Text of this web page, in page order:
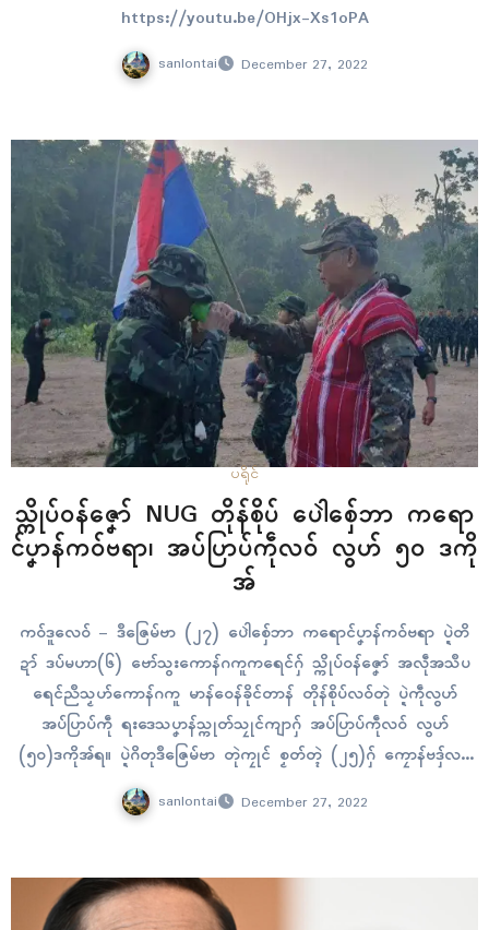
https://youtu.be/OHjx-Xs1oPA
sanlontai December 27, 2022
ပရိုၚ်
သ္ကိုပ်ဝန်ဇၞော် NUG တိုန်စိုပ် ပေါဲစှ်ေဘာ ကရော
ၚ်ပၞာန်ကဝ်ဗရာ၊ အပ်ပြာပ်ကဵုလဝ် လွဟ် ၅၀ ဒကို
အ်
ကဝ်ဒူလေဝ် – ဒဳဇြေမ်ဗာ (၂၇) ပေါဲစှ်ေဘာ ကရောၚ်ပၞာန်ကဝ်ဗရာ ပ္ဍဲတိ
ဍာ် ဒပ်မဟာ(၆) ဗော်သွးကောန်ဂကူကရေၚ်ဂှ် သ္ကိုပ်ဝန်ဇၞော် အလဵုအသဳပ
ရေၚ်ညဳသၟဟ်ကောန်ဂကူ မာန်ဝေန်ခိုၚ်တာန် တိုန်စိုပ်လဝ်တုဲ ပ္ဍဲကဵုလွဟ်
အပ်ပြာပ်ကဵု ရးဒေသပၞာန်သ္ကုတ်သၠုၚ်ကျာဂှ် အပ်ပြာပ်ကဵုလဝ် လွဟ်
(၅၀)ဒကိုအ်ရ။ ပ္ဍဲဂိတုဒဳဇြေမ်ဗာ တုဲကၠုၚ် စၟတ်တ္ၚဲ (၂၅)ဂှ် ကၠောန်ဗဒှ်လဝ်
ပေါဲစှ်ေဘာ ကရောၚ်ပၞာန်ကဝ်ဗရာရ။ ပရေၚ်ဓမံက်ရုပ်ရဴ တၚ်စဳမာန်အလဵုအ
သဳ ပွိုၚ်မွဲသၞာံကီု၊ ပရေၚ်ပံၚ်တောဲရေၚ်တၠုၚ်…
sanlontai December 27, 2022